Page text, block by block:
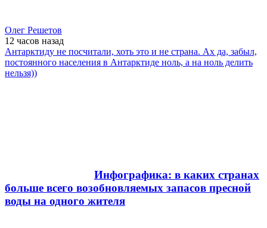
Олег Решетов
12 часов назад
Антарктиду не посчитали, хоть это и не страна. Ах да, забыл,
постоянного населения в Антарктиде ноль, а на ноль делить
нельзя))
Инфографика: в каких странах
больше всего возобновляемых запасов пресной
воды на одного жителя